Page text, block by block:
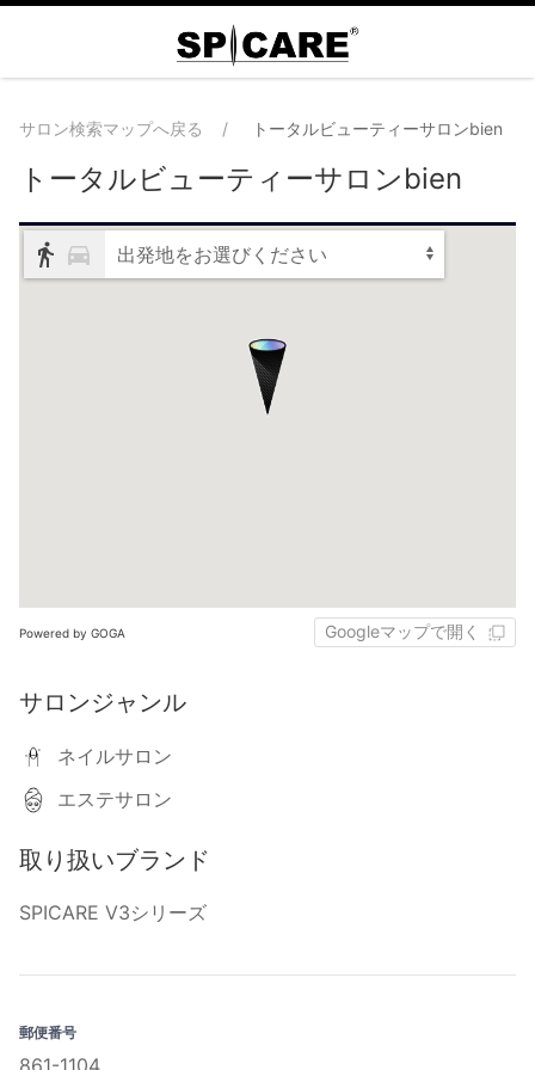
サロン検索マップへ戻る トータルビューティーサロンbien
トータルビューティーサロンbien
出発地をお選びください
Powered by GOGA Googleマップで開く
サロンジャンル
ネイルサロン
エステサロン
取り扱いブランド
SPICARE V3シリーズ
郵便番号